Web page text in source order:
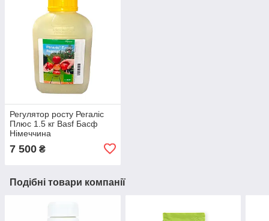
Регулятор росту Регаліс
Плюс 1.5 кг Basf Басф
Німеччина
7 500 ₴
Подібні товари компанії